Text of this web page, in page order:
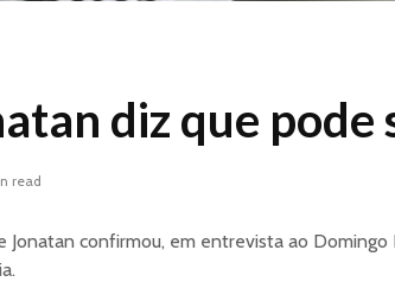
diz que pode
read
Jonatan confirmou, em entrevista ao